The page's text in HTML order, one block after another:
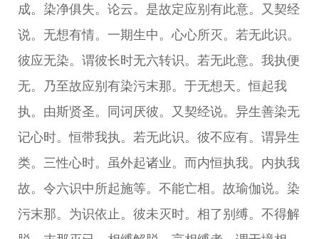
成。染净俱失。论云。是故定应别有此意。又契经
说。无想有情。一期生中。心心所灭。若无此识。
彼应无染。谓彼长时无六转识。若无此意。我执便
无。乃至故应别有染污末那。于无想天。恒起我
执。由斯贤圣。同诃厌彼。又契经说。异生善染无
记心时。恒带我执。若无此识。彼不应有。谓异生
类。三性心时。虽外起诸业。而内恒执我。内执我
故。令六识中所起施等。不能亡相。故瑜伽说。染
污末那。为识依止。彼未灭时。相了别缚。不得解